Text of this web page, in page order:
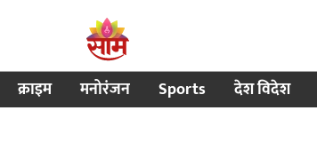
क्राइम मनोरंजन Sports देश विदेश